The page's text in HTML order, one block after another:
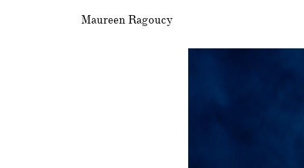
Maureen Ragoucy